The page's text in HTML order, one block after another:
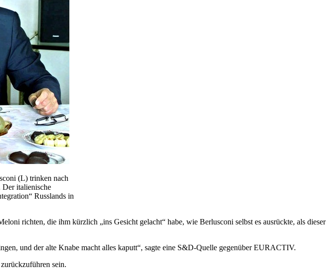
(L) trinken nach
Der italienische
Russlands in
richten, die ihm kürzlich „ins Gesicht gelacht“ habe, wie Berlusconi selbst es ausrückte, als dieser
und der alte Knabe macht alles kaputt“, sagte eine S&D-Quelle gegenüber EURACTIV.
sein.